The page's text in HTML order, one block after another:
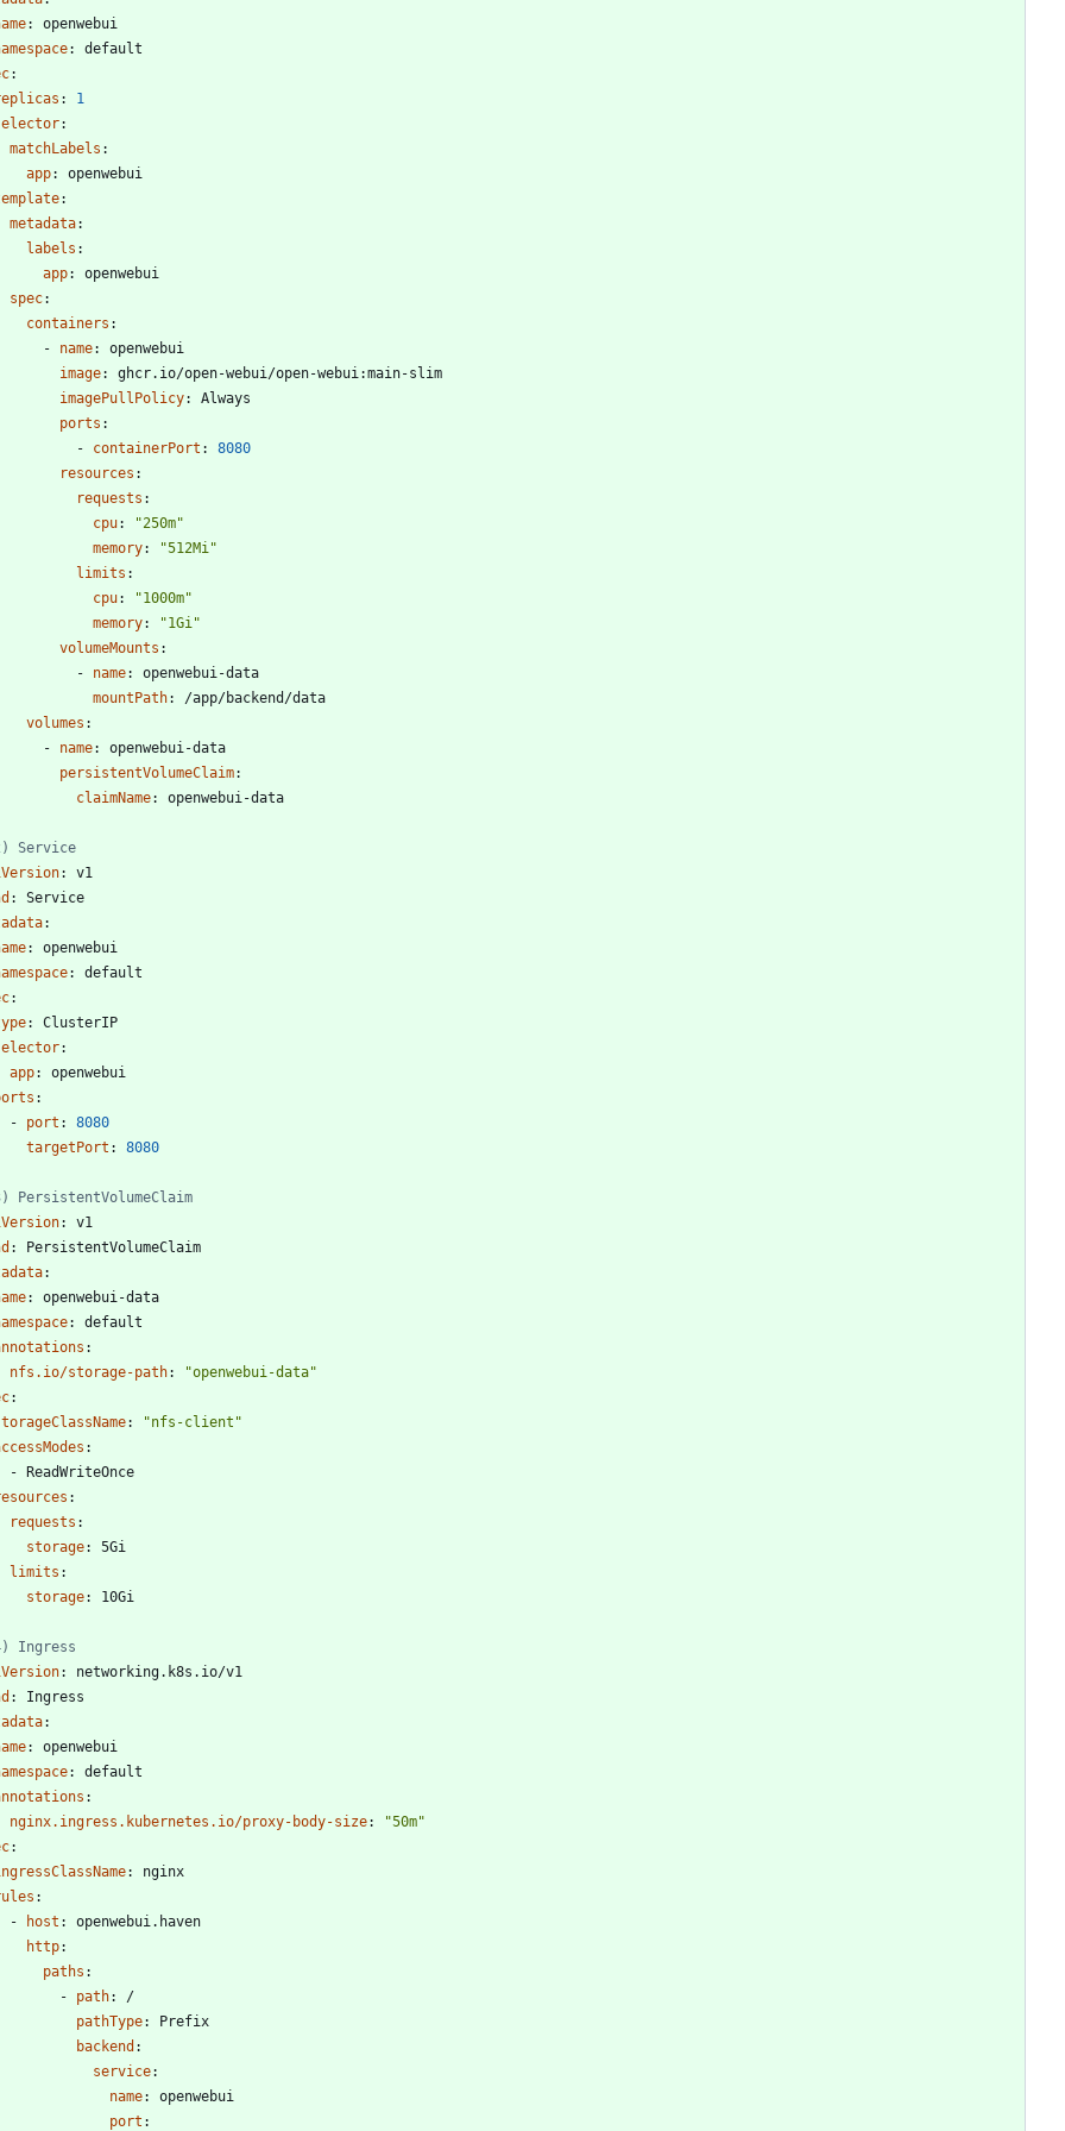
:
openwebui
:
default
:
:
1
:
matchLabels :
app:
openwebui
:
metadata:
labels :
app:
openwebui
spec:
containers :
- name:
openwebui
image:
ghcr.io/open-webui/open-webui:main-slim
imagePullPolicy:
Always
ports :
- containerPort :
8080
resources :
requests :
cpu:
"250m"
memory:
"512Mi"
limits :
cpu:
"1000m"
memory:
"1Gi"
volumeMounts :
- name:
openwebui-data
mountPath:
/app/backend/data
volumes :
- name:
openwebui-data
persistentVolumeClaim:
claimName:
openwebui-data
Service
:
v1
:
Service
:
:
openwebui
:
default
:
:
ClusterIP
:
app:
openwebui
:
- port :
8080
targetPort :
8080
PersistentVolumeClaim
:
v1
:
PersistentVolumeClaim
:
:
openwebui-data
:
default
:
nfs.io/storage-path:
"openwebui-data"
:
:
"nfs-client"
:
- ReadWriteOnce
:
requests :
storage:
5Gi
limits :
storage:
10Gi
Ingress
:
networking.k8s.io/v1
:
Ingress
:
:
openwebui
:
default
:
nginx.ingress.kubernetes.io/proxy-body-size:
"50m"
:
:
nginx
:
-
host :
openwebui.haven
http:
paths :
- path:
/
pathType:
Prefix
backend :
service:
name:
openwebui
port :